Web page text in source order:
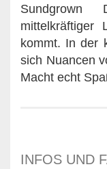
Sundgrown
mittelkräftiger
kommt. In der
sich Nuancen
Macht echt
INFOS UND